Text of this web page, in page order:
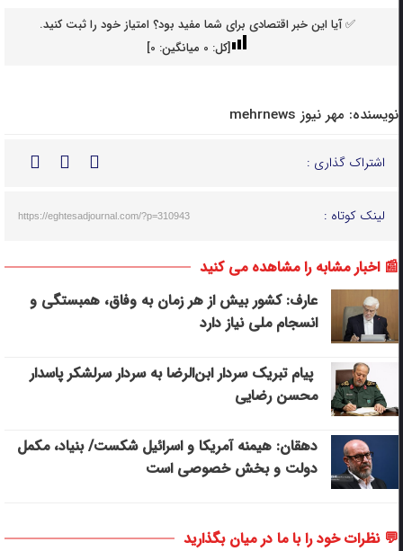
✅ آیا این خبر اقتصادی برای شما مفید بود؟ امتیاز خود را ثبت کنید.
[کل: 0میانگین: 0
]
نویسنده: مهر نیوز mehrnews
اشتراک گذاری :
لینک کوتاه : https://eghtesadjournal.com/?p=310943
📰 اخبار مشابه را مشاهده می کنید
عارف: کشور بیش از هر زمان به وفاق، همبستگی و
انسجام ملی نیاز دارد
پیام تبریک سردار ابن‌الرضا به سردار سرلشکر پاسدار
محسن رضایی
دهقان: هیمنه آمریکا و اسرائیل شکست/ بنیاد، مکمل
دولت و بخش خصوصی است
💬 نظرات خود را با ما در میان بگذارید